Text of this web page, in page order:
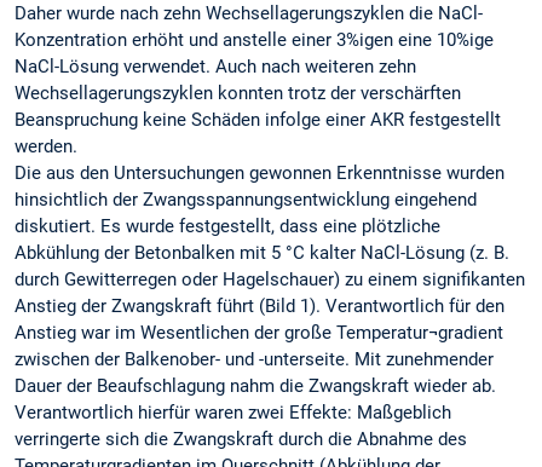
Daher wurde nach zehn Wechsellagerungszyklen die NaCl-
Konzentration erhöht und anstelle einer 3%igen eine 10%ige
NaCl-Lösung verwendet. Auch nach weiteren zehn
Wechsellagerungszyklen konnten trotz der verschärften
Beanspruchung keine Schäden infolge einer AKR festgestellt
werden.
Die aus den Untersuchungen gewonnen Erkenntnisse wurden
hinsichtlich der Zwangsspannungsentwicklung eingehend
diskutiert. Es wurde festgestellt, dass eine plötzliche
Abkühlung der Betonbalken mit 5 °C kalter NaCl-Lösung (z. B.
durch Gewitterregen oder Hagelschauer) zu einem signifikanten
Anstieg der Zwangskraft führt (Bild 1). Verantwortlich für den
Anstieg war im Wesentlichen der große Temperatur¬gradient
zwischen der Balkenober- und -unterseite. Mit zunehmender
Dauer der Beaufschlagung nahm die Zwangskraft wieder ab.
Verantwortlich hierfür waren zwei Effekte: Maßgeblich
verringerte sich die Zwangskraft durch die Abnahme des